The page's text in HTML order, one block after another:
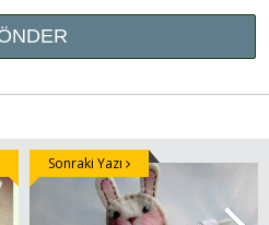
Sonraki Yazı